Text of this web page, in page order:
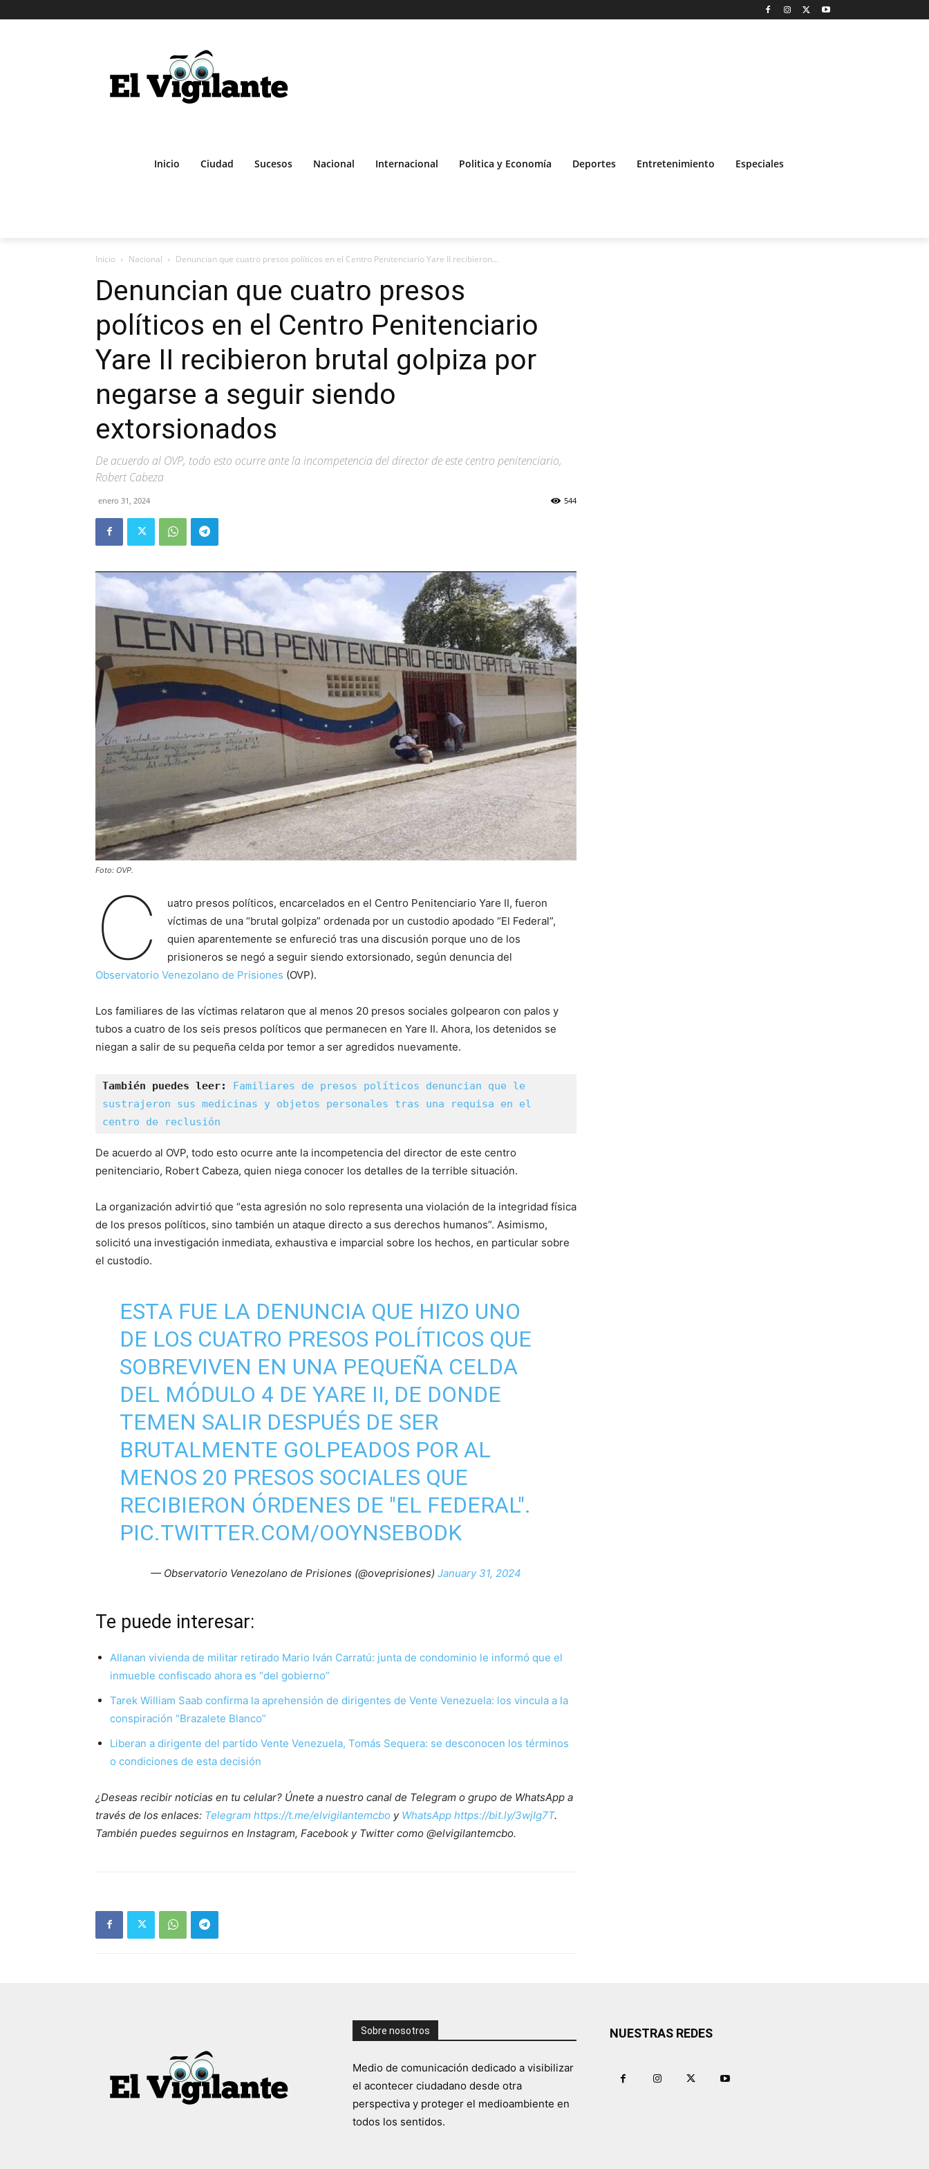
Inicio Ciudad Sucesos Nacional Internacional Politica y Economía Deportes Entretenimiento Especiales
Inicio Nacional Denuncian que cuatro presos políticos en el Centro Penitenciario Yare II recibieron...
Denuncian que cuatro presos
políticos en el Centro Penitenciario
Yare II recibieron brutal golpiza por
negarse a seguir siendo
extorsionados
De acuerdo al OVP, todo esto ocurre ante la incompetencia del director de este centro penitenciario,
Robert Cabeza
enero 31, 2024 544
Foto: OVP.
C
uatro presos políticos, encarcelados en el Centro Penitenciario Yare II, fueron
víctimas de una “brutal golpiza” ordenada por un custodio apodado “El Federal”,
quien aparentemente se enfureció tras una discusión porque uno de los
prisioneros se negó a seguir siendo extorsionado, según denuncia del
Observatorio Venezolano de Prisiones (OVP).
Los familiares de las víctimas relataron que al menos 20 presos sociales golpearon con palos y
tubos a cuatro de los seis presos políticos que permanecen en Yare II. Ahora, los detenidos se
niegan a salir de su pequeña celda por temor a ser agredidos nuevamente.
También puedes leer:
Familiares de presos políticos denuncian que le
sustrajeron sus medicinas y objetos personales tras una requisa en el
centro de reclusión
De acuerdo al OVP, todo esto ocurre ante la incompetencia del director de este centro
penitenciario, Robert Cabeza, quien niega conocer los detalles de la terrible situación.
La organización advirtió que “esta agresión no solo representa una violación de la integridad física
de los presos políticos, sino también un ataque directo a sus derechos humanos”. Asimismo,
solicitó una investigación inmediata, exhaustiva e imparcial sobre los hechos, en particular sobre
el custodio.
ESTA FUE LA DENUNCIA QUE HIZO UNO
DE LOS CUATRO PRESOS POLÍTICOS QUE
SOBREVIVEN EN UNA PEQUEÑA CELDA
DEL MÓDULO 4 DE YARE II, DE DONDE
TEMEN SALIR DESPUÉS DE SER
BRUTALMENTE GOLPEADOS POR AL
MENOS 20 PRESOS SOCIALES QUE
RECIBIERON ÓRDENES DE "EL FEDERAL".
PIC.TWITTER.COM/OOYNSEBODK
— Observatorio Venezolano de Prisiones (@oveprisiones) January 31, 2024
Te puede interesar:
Allanan vivienda de militar retirado Mario Iván Carratú: junta de condominio le informó que el
inmueble confiscado ahora es “del gobierno”
Tarek William Saab confirma la aprehensión de dirigentes de Vente Venezuela: los vincula a la
conspiración “Brazalete Blanco”
Liberan a dirigente del partido Vente Venezuela, Tomás Sequera: se desconocen los términos
o condiciones de esta decisión
¿Deseas recibir noticias en tu celular? Únete a nuestro canal de Telegram o grupo de WhatsApp a
través de los enlaces: Telegram https://t.me/elvigilantemcbo y WhatsApp https://bit.ly/3wjIg7T.
También puedes seguirnos en Instagram, Facebook y Twitter como @elvigilantemcbo.
Sobre nosotros
Medio de comunicación dedicado a visibilizar
el acontecer ciudadano desde otra
perspectiva y proteger el medioambiente en
todos los sentidos.
NUESTRAS REDES